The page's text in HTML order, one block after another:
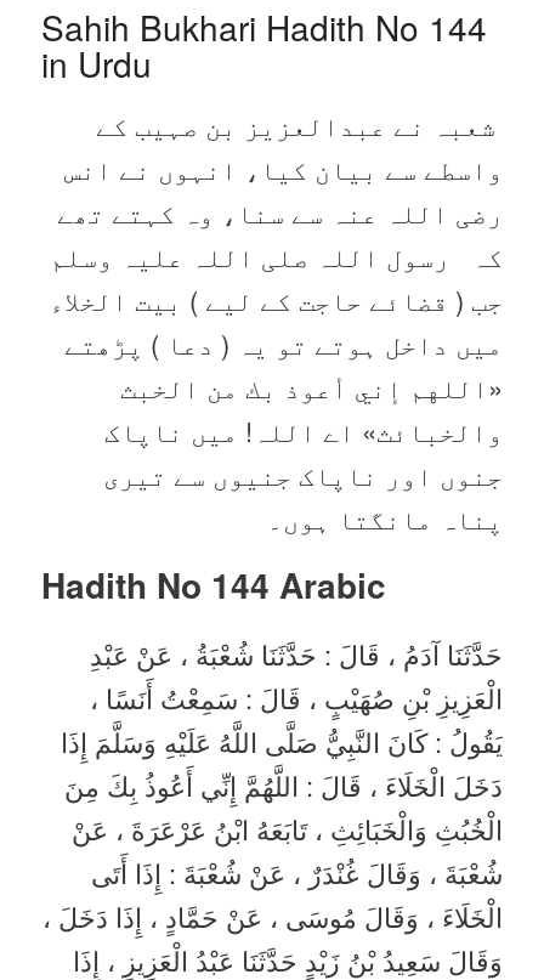
Sahih Bukhari Hadith No 144
in Urdu
شعبہ نے عبدالعزیز بن صہیب کے
واسطے سے بیان کیا، انہوں نے انس
رضی اللہ عنہ سے سنا، وہ کہتے تھے
کہ رسول اللہ صلی اللہ علیہ وسلم
جب ( قضائے حاجت کے لیے ) بیت الخلاء
میں داخل ہوتے تو یہ ( دعا ) پڑھتے
«اللهم إني أعوذ بك من الخبث
والخبائث» اے اللہ! میں ناپاک
جنوں اور ناپاک جنیوں سے تیری
پناہ مانگتا ہوں۔
Hadith No 144 Arabic
حَدَّثَنَا آدَمُ ، قَالَ : حَدَّثَنَا شُعْبَةُ ، عَنْ عَبْدِ
الْعَزِيزِ بْنِ صُهَيْبٍ ، قَالَ : سَمِعْتُ أَنَسًا ،
يَقُولُ : كَانَ النَّبِيُّ صَلَّى اللَّهُ عَلَيْهِ وَسَلَّمَ إِذَا
دَخَلَ الْخَلَاءَ ، قَالَ : اللَّهُمَّ إِنِّي أَعُوذُ بِكَ مِنَ
الْخُبُثِ وَالْخَبَائِثِ ، تَابَعَهُ ابْنُ عَرْعَرَةَ ، عَنْ
شُعْبَةَ ، وَقَالَ غُنْدَرٌ ، عَنْ شُعْبَةَ : إِذَا أَتَى
الْخَلَاءَ ، وَقَالَ مُوسَى ، عَنْ حَمَّادٍ ، إِذَا دَخَلَ ،
وَقَالَ سَعِيدُ بْنُ زَيْدٍ حَدَّثَنَا عَبْدُ الْعَزِيزِ ، إِذَا